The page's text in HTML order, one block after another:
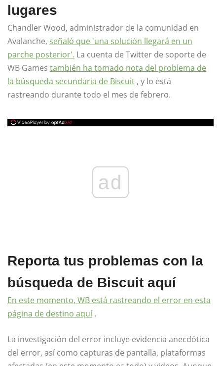
lugares
Chandler Wood, administrador de la comunidad en
Avalanche, señaló que 'una solución llegará en un
parche posterior'. La cuenta de Twitter de soporte de
WB Games también ha tomado nota del problema de
la búsqueda secundaria de Biscuit , y lo está
rastreando durante todo el mes de febrero.
ad
Reporta tus problemas con la
búsqueda de Biscuit aquí
En este momento, WB está rastreando el error en esta
página de destino aquí.
La investigación del error incluye evidencia anecdótica
del error, así como capturas de pantalla, plataformas